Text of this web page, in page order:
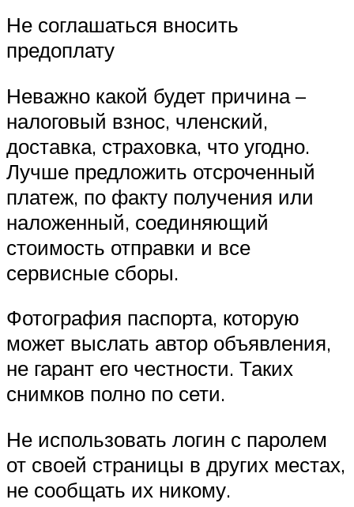
Не соглашаться вносить
предоплату
Неважно какой будет причина –
налоговый взнос, членский,
доставка, страховка, что угодно.
Лучше предложить отсроченный
платеж, по факту получения или
наложенный, соединяющий
стоимость отправки и все
сервисные сборы.
Фотография паспорта, которую
может выслать автор объявления,
не гарант его честности. Таких
снимков полно по сети.
Не использовать логин с паролем
от своей страницы в других местах,
не сообщать их никому.